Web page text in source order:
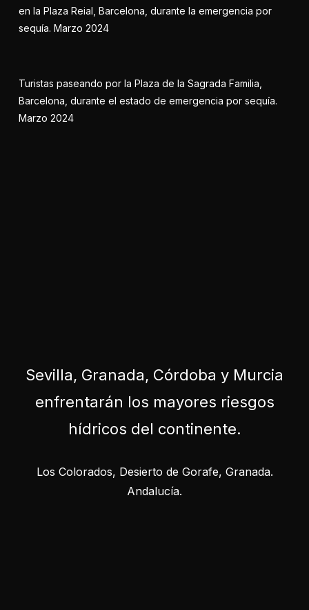
en la Plaza Reial, Barcelona, durante la emergencia por
sequía. Marzo 2024
Turistas paseando por la Plaza de la Sagrada Familia,
Barcelona, durante el estado de emergencia por sequía.
Marzo 2024
Sevilla, Granada, Córdoba y Murcia
enfrentarán los mayores riesgos
hídricos del continente.
Los Colorados, Desierto de Gorafe, Granada.
Andalucía.